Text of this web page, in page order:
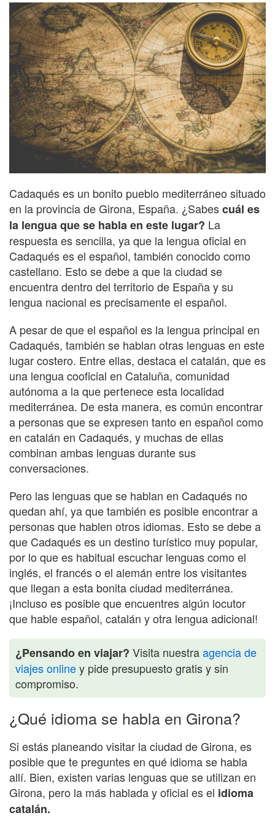
Cadaqués es un bonito pueblo mediterráneo situado
en la provincia de Girona, España. ¿Sabescuál es
la lengua que se habla en este lugar? La
respuesta es sencilla, ya que la lengua oficial en
Cadaqués es el español, también conocido como
castellano. Esto se debe a que la ciudad se
encuentra dentro del territorio de España y su
lengua nacional es precisamente el español.
A pesar de que el español es la lengua principal en
Cadaqués, también se hablan otras lenguas en este
lugar costero. Entre ellas, destaca el catalán, que es
una lengua cooficial en Cataluña, comunidad
autónoma a la que pertenece esta localidad
mediterránea. De esta manera, es común encontrar
a personas que se expresen tanto en español como
en catalán en Cadaqués, y muchas de ellas
combinan ambas lenguas durante sus
conversaciones.
Pero las lenguas que se hablan en Cadaqués no
quedan ahí, ya que también es posible encontrar a
personas que hablen otros idiomas. Esto se debe a
que Cadaqués es un destino turístico muy popular,
por lo que es habitual escuchar lenguas como el
inglés, el francés o el alemán entre los visitantes
que llegan a esta bonita ciudad mediterránea.
¡Incluso es posible que encuentres algún locutor
que hable español, catalán y otra lengua adicional!
¿Pensando en viajar? Visita nuestraagencia de
viajes onliney pide presupuesto gratis y sin
compromiso.
¿Qué idioma se habla en Girona?
Si estás planeando visitar la ciudad de Girona, es
posible que te preguntes en qué idioma se habla
allí. Bien, existen varias lenguas que se utilizan en
Girona, pero la más hablada y oficial es el idioma
catalán.